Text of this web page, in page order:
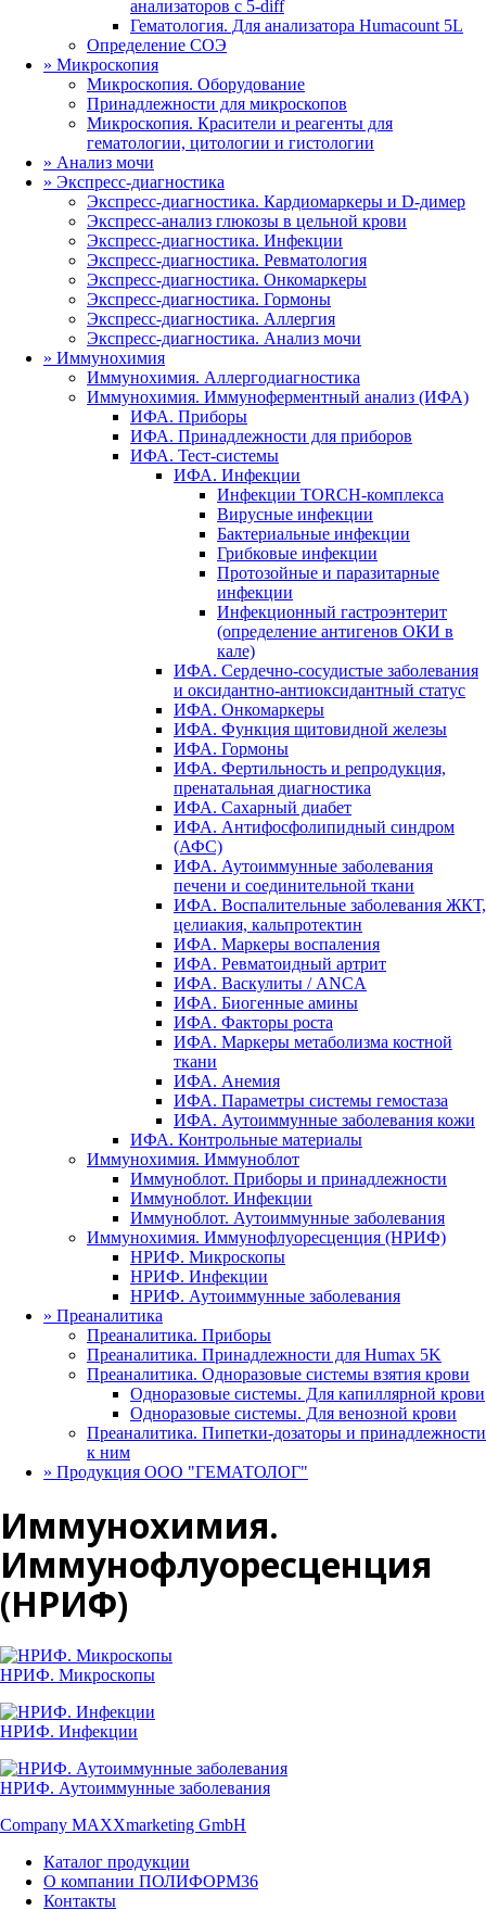
анализаторов с 5-diff
Гематология. Для анализатора Humacount 5L
Определение СОЭ
» Микроскопия
Микроскопия. Оборудование
Принадлежности для микроскопов
Микроскопия. Красители и реагенты для
гематологии, цитологии и гистологии
» Анализ мочи
» Экспресс-диагностика
Экспресс-диагностика. Кардиомаркеры и D-димер
Экспресс-анализ глюкозы в цельной крови
Экспресс-диагностика. Инфекции
Экспресс-диагностика. Ревматология
Экспресс-диагностика. Онкомаркеры
Экспресс-диагностика. Гормоны
Экспресс-диагностика. Аллергия
Экспресс-диагностика. Анализ мочи
» Иммунохимия
Иммунохимия. Аллергодиагностика
Иммунохимия. Иммуноферментный анализ (ИФА)
ИФА. Приборы
ИФА. Принадлежности для приборов
ИФА. Тест-системы
ИФА. Инфекции
Инфекции TORCH-комплекса
Вирусные инфекции
Бактериальные инфекции
Грибковые инфекции
Протозойные и паразитарные
инфекции
Инфекционный гастроэнтерит
(определение антигенов ОКИ в
кале)
ИФА. Сердечно-сосудистые заболевания
и оксидантно-антиоксидантный статус
ИФА. Онкомаркеры
ИФА. Функция щитовидной железы
ИФА. Гормоны
ИФА. Фертильность и репродукция,
пренатальная диагностика
ИФА. Сахарный диабет
ИФА. Антифосфолипидный синдром
(АФС)
ИФА. Аутоиммунные заболевания
печени и соединительной ткани
ИФА. Воспалительные заболевания ЖКТ,
целиакия, кальпротектин
ИФА. Маркеры воспаления
ИФА. Ревматоидный артрит
ИФА. Васкулиты / ANCA
ИФА. Биогенные амины
ИФА. Факторы роста
ИФА. Маркеры метаболизма костной
ткани
ИФА. Анемия
ИФА. Параметры системы гемостаза
ИФА. Аутоиммунные заболевания кожи
ИФА. Контрольные материалы
Иммунохимия. Иммуноблот
Иммуноблот. Приборы и принадлежности
Иммуноблот. Инфекции
Иммуноблот. Аутоиммунные заболевания
Иммунохимия. Иммунофлуоресценция (НРИФ)
НРИФ. Микроскопы
НРИФ. Инфекции
НРИФ. Аутоиммунные заболевания
» Преаналитика
Преаналитика. Приборы
Преаналитика. Принадлежности для Humax 5K
Преаналитика. Одноразовые системы взятия крови
Одноразовые системы. Для капиллярной крови
Одноразовые системы. Для венозной крови
Преаналитика. Пипетки-дозаторы и принадлежности
к ним
» Продукция ООО "ГЕМАТОЛОГ"
Иммунохимия.
Иммунофлуоресценция
(НРИФ)
НРИФ. Микроскопы
НРИФ. Инфекции
НРИФ. Аутоиммунные заболевания
Company MAXXmarketing GmbH
Каталог продукции
О компании ПОЛИФОРМ36
Контакты